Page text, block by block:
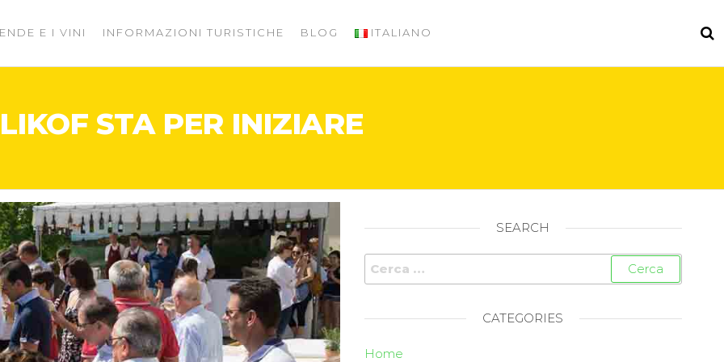
E I VINI INFORMAZIONI TURISTICHE BLOG ITALIANO
LIKOF STA PER INIZIARE
SEARCH
CATEGORIES
Home